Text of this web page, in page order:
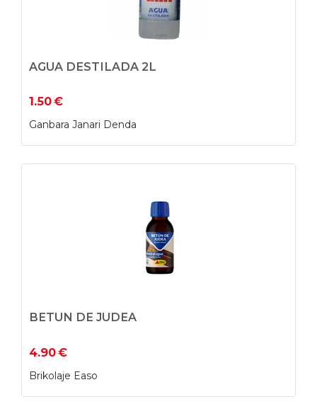
AGUA DESTILADA 2L
1.50€
Ganbara Janari Denda
BETUN DE JUDEA
4.90€
Brikolaje Easo